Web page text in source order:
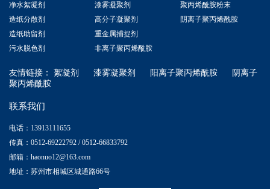
净水絮凝剂
造纸分散剂
造纸助留剂
污水脱色剂
漆雾凝聚剂
高分子凝聚剂
重金属捕捉剂
非离子聚丙烯酰胺
聚丙烯酰胺粉末
阴离子聚丙烯酰胺
友情链接： 絮凝剂 漆雾凝聚剂 阳离子聚丙烯酰胺
阴离子
聚丙烯酰胺
联系我们
电话：13913111655
传真：0512-69222792 / 0512-66833792
邮箱：haonuo12@163.com
地址：苏州市相城区城通路66号